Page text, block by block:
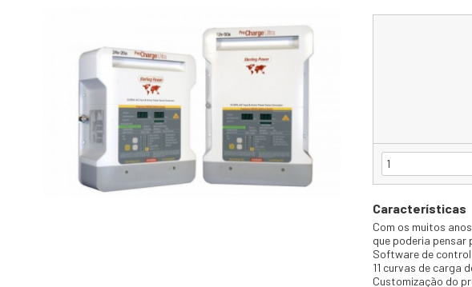
Características
Com os muitos
que poderia pensar
Software de
11 curvas de carga
Customização do